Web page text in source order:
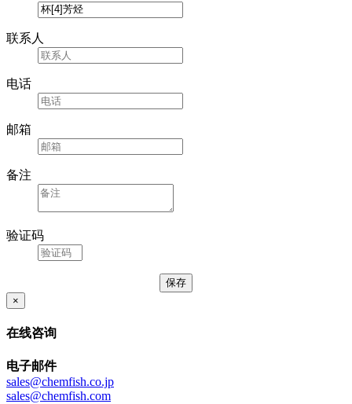
联系人
电话
邮箱
备注
验证码
×
在线咨询
电子邮件
sales@chemfish.co.jp
sales@chemfish.com